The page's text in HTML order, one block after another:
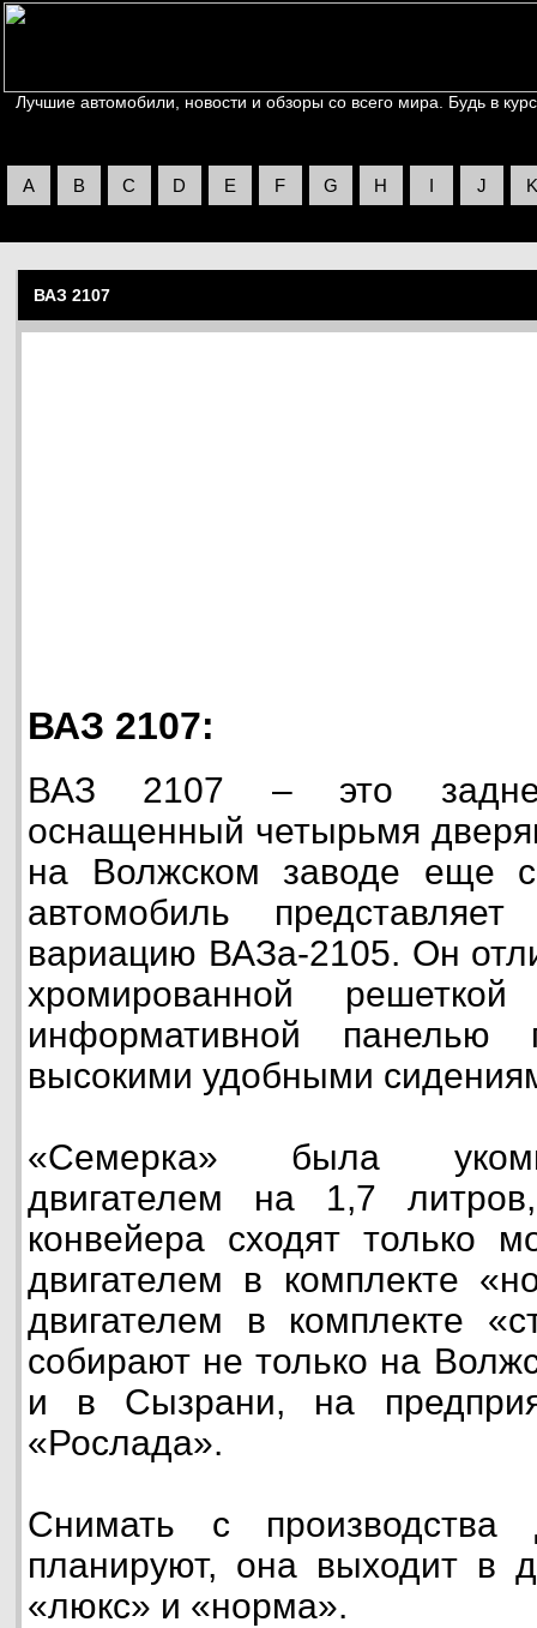
Лучшие автомобили, новости и обзоры со всего мира. Будь в
A B C D E F G H I J K
ВАЗ 2107
ВАЗ 2107:
ВАЗ 2107 – это
оснащенный четырьмя
на Волжском заводе еще
автомобиль
вариацию ВАЗа-2105. Он
хромированной
информативной панелью
высокими удобными
«Семерка» была
двигателем на 1,7
конвейера сходят только
двигателем в комплекте
двигателем в комплекте
собирают не только на
и в Сызрани, на
«Рослада».
Снимать с
планируют, она выходит в
«люкс» и «норма».